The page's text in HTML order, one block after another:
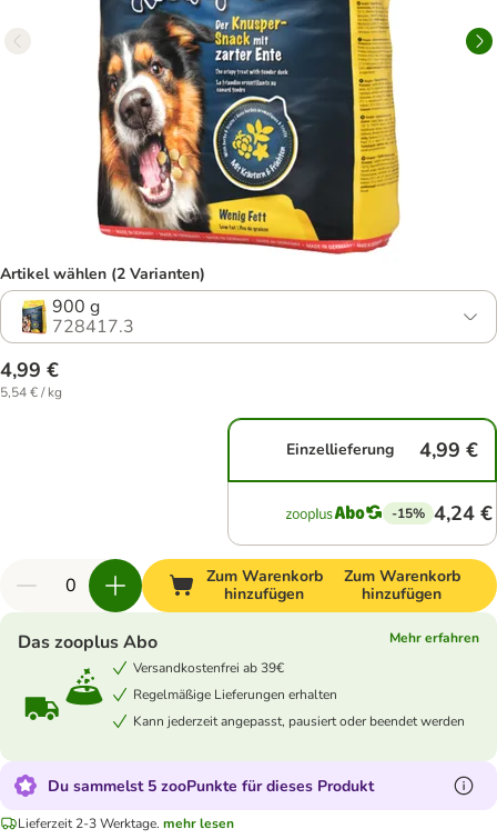
Artikel wählen (2 Varianten)
900 g
728417.3
4,99 €
5,54 € / kg
Einzellieferung 4,99 €
-15% 4,24 €
Zum Warenkorb
hinzufügen
Zum Warenkorb
hinzufügen
Das zooplus Abo
Mehr erfahren
Versandkostenfrei ab 39€
Regelmäßige Lieferungen erhalten
Kann jederzeit angepasst, pausiert oder beendet werden
Du sammelst 5 zooPunkte für dieses Produkt
Lieferzeit 2-3 Werktage. mehr lesen